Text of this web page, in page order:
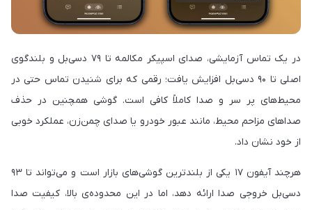
در یک تماس آزمایشی، صدای اسپیکر مکالمه تا ۷۹ دسی‌بل و بلندگوی
اصلی تا ۹۰ دسی‌بل افزایش یافت؛ رقمی که برای شنیدن تماس حتی در
محیط‌های پر سر و صدا کاملاً کافی است. گوشی همچنین در حذف
صداهای مزاحم محیط، مانند عبور خودرو یا صدای چمن‌زن، عملکرد خوبی
از خود نشان داد.
هرچند آیفون ۱۷ یکی از بلندترین گوشی‌های بازار است و می‌تواند تا ۹۳
دسی‌بل خروجی صدا ارائه دهد، اما در این محدوده‌ی بالا، کیفیت صدا